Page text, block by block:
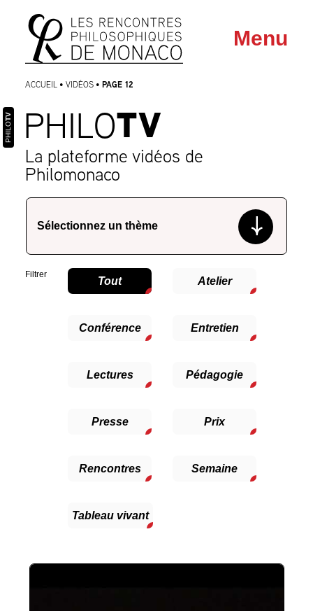
Aller
au
menu
Aller au
contenu
Menu
ACCUEIL • VIDÉOS • PAGE 12
PHILOTV
La plateforme vidéos de
Philomonaco
Filtrer
Tout Atelier
Conférence Entretien
Lectures Pédagogie
Presse Prix
Rencontres Semaine
Tableau vivant
PHILO
TV